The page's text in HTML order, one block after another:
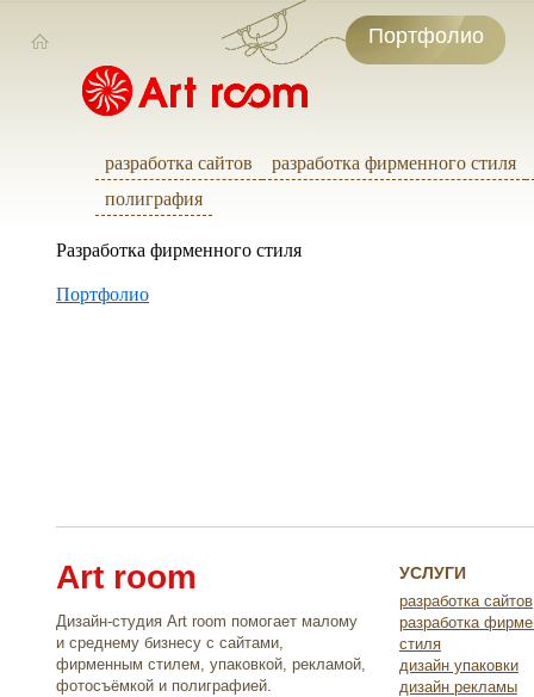
Портфолио
разработка сайтов
разработка фирменного стиля
полиграфия
Разработка фирменного стиля
Портфолио
Art room
Дизайн-студия Art room помогает малому
и среднему бизнесу с сайтами,
фирменным стилем, упаковкой, рекламой,
фотосъёмкой и полиграфией.
УСЛУГИ
разработка сайтов
разработка
стиля
дизайн упаковки
дизайн рекламы